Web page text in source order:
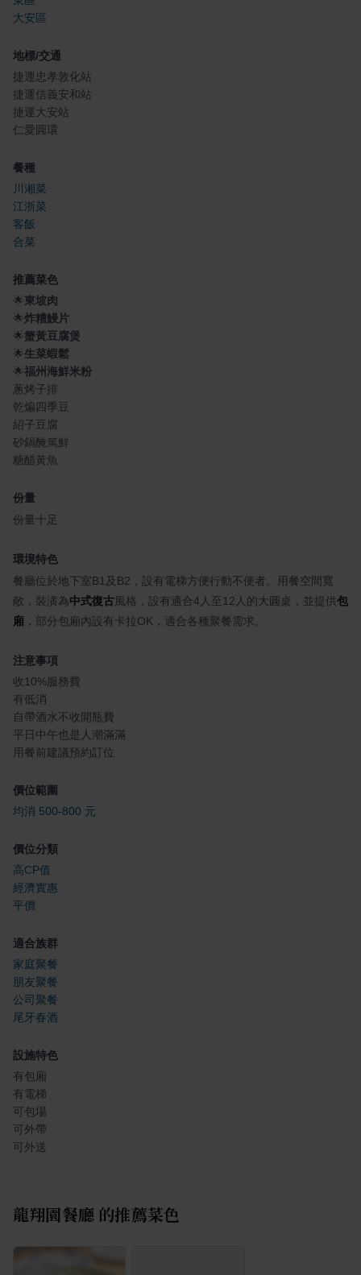
大安區
地標/交通
捷運忠孝敦化站
捷運信義安和站
捷運大安站
仁愛圓環
餐種
川湘菜
江浙菜
客飯
合菜
推薦菜色
🌟東坡肉
🌟炸糟鰻片
🌟蟹黃豆腐煲
🌟生菜蝦鬆
🌟福州海鮮米粉
蔥烤子排
乾煸四季豆
紹子豆腐
砂鍋醃篤鮮
糖醋黃魚
份量
份量十足
環境特色
餐廳位於地下室B1及B2，設有電梯方便行動不便者。用餐空間寬
敞，裝潢為中式復古風格，設有適合4人至12人的大圓桌，並提供包
廂 ，部分包廂內設有卡拉OK，適合各種聚餐需求。
注意事項
收10%服務費
有低消
自帶酒水不收開瓶費
平日中午也是人潮滿滿
用餐前建議預約訂位
價位範圍
均消 500-800 元
價位分類
高CP值
經濟實惠
平價
適合族群
家庭聚餐
朋友聚餐
公司聚餐
尾牙春酒
設施特色
有包廂
有電梯
可包場
可外帶
可外送
龍翔園餐廳 的推薦菜色